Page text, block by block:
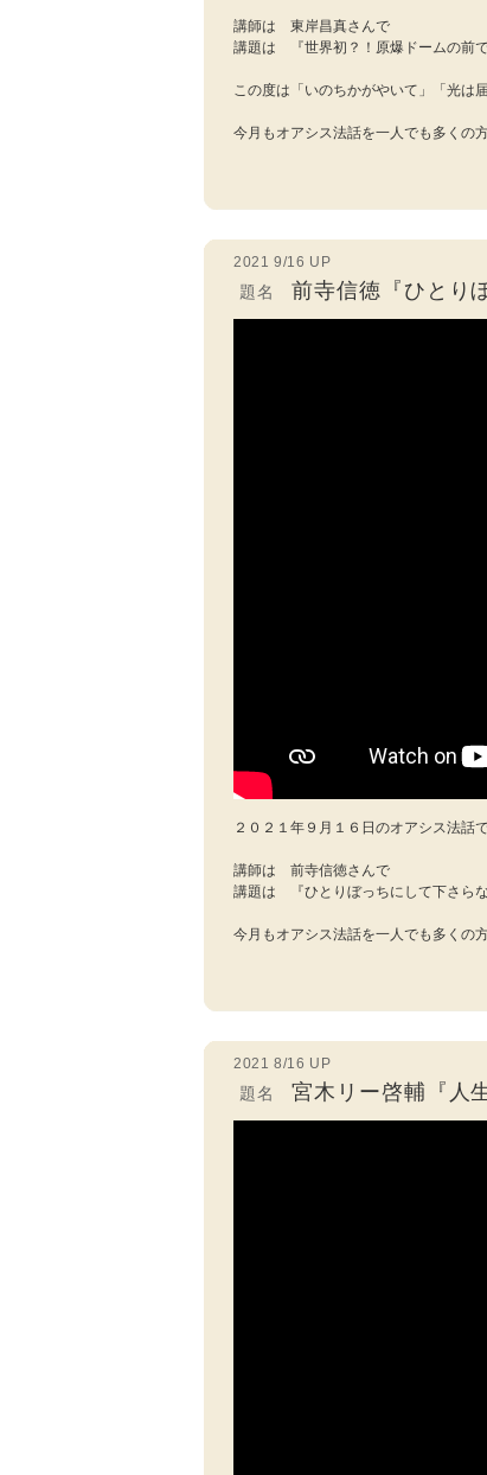
講師は 東岸昌真さんで
講題は 『世界初？！原爆ドームの前で
この度は「いのちかがやいて」「光は
今月もオアシス法話を一人でも多くの
2021 9/16 UP
題名 前寺信徳『ひとり
２０２１年９月１６日のオアシス法話で
講師は 前寺信徳さんで
講題は 『ひとりぼっちにして下さらな
今月もオアシス法話を一人でも多くの
2021 8/16 UP
題名 宮木リー啓輔『人